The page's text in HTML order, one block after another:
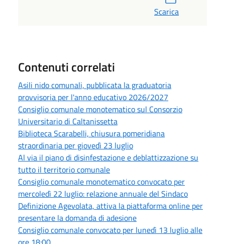
Scarica
Contenuti correlati
Asili nido comunali, pubblicata la graduatoria
provvisoria per l'anno educativo 2026/2027
Consiglio comunale monotematico sul Consorzio
Universitario di Caltanissetta
Biblioteca Scarabelli, chiusura pomeridiana
straordinaria per giovedì 23 luglio
Al via il piano di disinfestazione e deblattizzazione su
tutto il territorio comunale
Consiglio comunale monotematico convocato per
mercoledì 22 luglio: relazione annuale del Sindaco
Definizione Agevolata, attiva la piattaforma online per
presentare la domanda di adesione
Consiglio comunale convocato per lunedì 13 luglio alle